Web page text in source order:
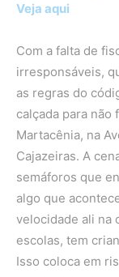
Veja aqui
Com a falta de
irresponsáveis,
as regras do
calçada para não
Martacênia, na
Cajazeiras. A
semáforos que
algo que
velocidade ali na
escolas, tem
Isso coloca em